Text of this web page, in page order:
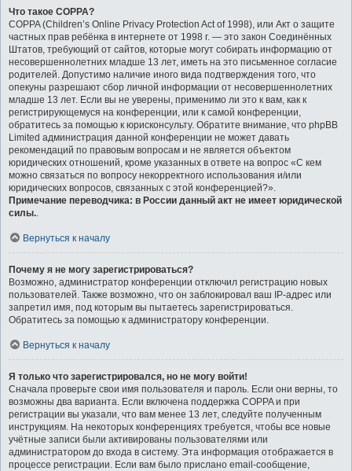
Что такое COPPA?
COPPA (Children’s Online Privacy Protection Act of 1998), или Акт о защите
частных прав ребёнка в интернете от 1998 г. — это закон Соединённых
Штатов, требующий от сайтов, которые могут собирать информацию от
несовершеннолетних младше 13 лет, иметь на это письменное согласие
родителей. Допустимо наличие иного вида подтверждения того, что
опекуны разрешают сбор личной информации от несовершеннолетних
младше 13 лет. Если вы не уверены, применимо ли это к вам, как к
регистрирующемуся на конференции, или к самой конференции,
обратитесь за помощью к юрисконсульту. Обратите внимание, что phpBB
Limited администрация данной конференции не может давать
рекомендаций по правовым вопросам и не является объектом
юридических отношений, кроме указанных в ответе на вопрос «С кем
можно связаться по вопросу некорректного использования и/или
юридических вопросов, связанных с этой конференцией?».
Примечание переводчика: в России данный акт не имеет юридической
силы..
Вернуться к началу
Почему я не могу зарегистрироваться?
Возможно, администратор конференции отключил регистрацию новых
пользователей. Также возможно, что он заблокировал ваш IP-адрес или
запретил имя, под которым вы пытаетесь зарегистрироваться.
Обратитесь за помощью к администратору конференции.
Вернуться к началу
Я только что зарегистрировался, но не могу войти!
Сначала проверьте свои имя пользователя и пароль. Если они верны, то
возможны два варианта. Если включена поддержка COPPA и при
регистрации вы указали, что вам менее 13 лет, следуйте полученным
инструкциям. На некоторых конференциях требуется, чтобы все новые
учётные записи были активированы пользователями или
администратором до входа в систему. Эта информация отображается в
процессе регистрации. Если вам было прислано email-сообщение,